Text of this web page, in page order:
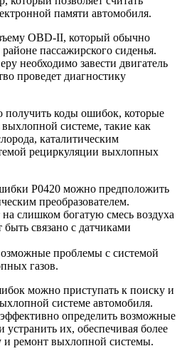
памяти автомобиля.
OBD-II, который обычно
пассажирского сиденья.
необходимо завести двигатель
проведет диагностику
коды ошибок, которые
системе, такие как
каталитическим
рециркуляции выхлопных
P0420 можно предположить
преобразователем.
слишком богатую смесь воздуха
связано с датчиками
проблемы с системой
газов.
можно приступать к поиску и
системе автомобиля.
определить возможные
их, обеспечивая более
и ремонт выхлопной системы.